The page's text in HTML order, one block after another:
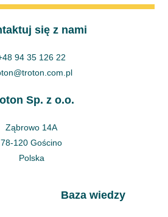
się z nami
94 35 126 22
Sp. z o.o.
Ząbrowo 14A
78-120 Gościno
Polska
Baza wiedzy